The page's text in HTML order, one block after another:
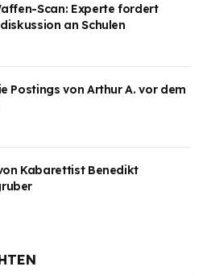
Scan: Experte fordert
an Schulen
Postings von Arthur A. vor dem
Kabarettist Benedikt